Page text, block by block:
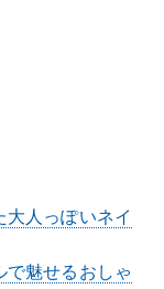
人っぽいネイ
魅せるおしゃ